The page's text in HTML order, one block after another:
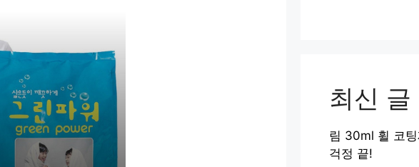
최신 글
림 30ml 휠 코
걱정 끝!